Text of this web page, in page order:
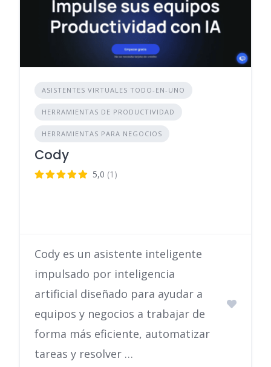
ASISTENTES VIRTUALES TODO-EN-UNO
HERRAMIENTAS DE PRODUCTIVIDAD
HERRAMIENTAS PARA NEGOCIOS
Cody
5,0 (1)
Cody es un asistente inteligente
impulsado por inteligencia
artificial diseñado para ayudar a
equipos y negocios a trabajar de
forma más eficiente, automatizar
tareas y resolver …